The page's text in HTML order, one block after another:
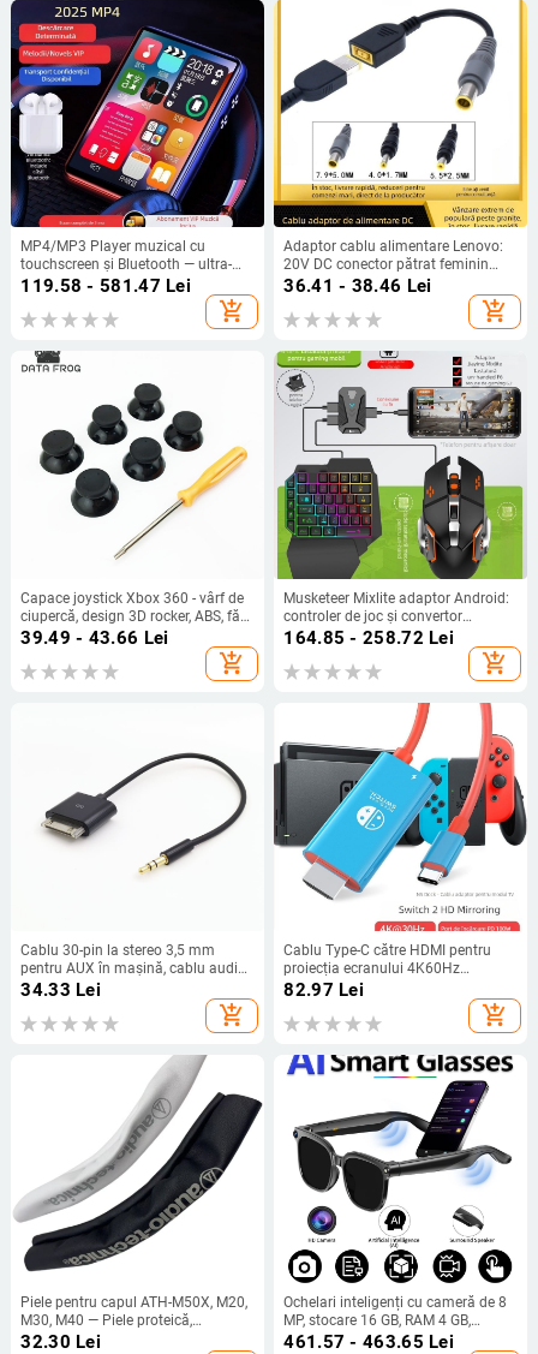
MP4/MP3 Player muzical cu
touchscreen și Bluetooth — ultra-
subțire, pentru citirea romanelor
119.58 - 581.47 Lei
add_shopping_cart
Adaptor cablu alimentare Lenovo:
20V DC conector pătrat feminin
către 7950/5525/4017, model 7950
5525 4017, lungime fir 0,15 m, OEM,
linie de conversie a energiei
36.41 - 38.46 Lei
add_shopping_cart
Capace joystick Xbox 360 - vârf de
ciupercă, design 3D rocker, ABS, fără
vibrații, include 6 capace și 1
39.49 - 43.66 Lei
add_shopping_cart
Musketeer Mixlite adaptor Android:
controler de joc și convertor
tastatură/mouse — USB, Bluetooth,
ABS, pentru un singur utilizator
164.85 - 258.72 Lei
add_shopping_cart
Cablu 30-pin la stereo 3,5 mm
pentru AUX în mașină, cablu audio
pentru iPod, lungime 20 cm
34.33 Lei
add_shopping_cart
Cablu Type-C către HDMI pentru
proiecția ecranului 4K60Hz
Nintendo Switch 2 Gen, 2 m
82.97 Lei
add_shopping_cart
Piele pentru capul ATH-M50X, M20,
M30, M40 — Piele proteică,
Personalizabil după mostră, 1
32.30 Lei
Ochelari inteligenți cu cameră de 8
MP, stocare 16 GB, RAM 4 GB,
baterie de 290 mAh, traducere AI în
461.57 - 463.65 Lei